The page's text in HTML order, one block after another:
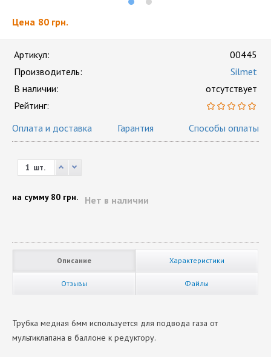
Цена 80 грн.
Артикул:
00445
Производитель:
Silmet
В наличии:
отсутствует
Рейтинг:
Оплата и доставка
Гарантия Способы оплаты
шт.
Нет в наличии
на сумму 80 грн.
Описание Характеристики
Отзывы Файлы
Трубка медная 6мм используется для подвода газа от
мультиклапана в баллоне к редуктору.